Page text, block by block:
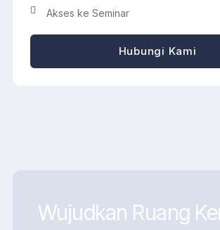
Akses ke Seminar
Hubungi Kami
Wujudkan Ruang